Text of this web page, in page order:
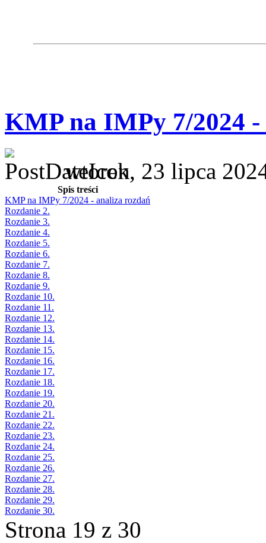
KMP na IMPy 7/2024
wtorek, 23 lipca
Spis treści
KMP na IMPy 7/2024 - analiza rozdań
Rozdanie 2.
Rozdanie 3.
Rozdanie 4.
Rozdanie 5.
Rozdanie 6.
Rozdanie 7.
Rozdanie 8.
Rozdanie 9.
Rozdanie 10.
Rozdanie 11.
Rozdanie 12.
Rozdanie 13.
Rozdanie 14.
Rozdanie 15.
Rozdanie 16.
Rozdanie 17.
Rozdanie 18.
Rozdanie 19.
Rozdanie 20.
Rozdanie 21.
Rozdanie 22.
Rozdanie 23.
Rozdanie 24.
Rozdanie 25.
Rozdanie 26.
Rozdanie 27.
Rozdanie 28.
Rozdanie 29.
Rozdanie 30.
Strona 19 z 30